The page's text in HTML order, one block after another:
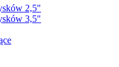
2,5"
3,5"